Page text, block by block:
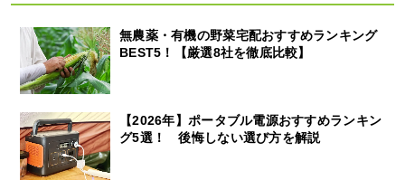
無農薬・有機の野菜宅配おすすめランキング
BEST5！【厳選8社を徹底比較】
【2026年】ポータブル電源おすすめランキン
グ5選！ 後悔しない選び方を解説